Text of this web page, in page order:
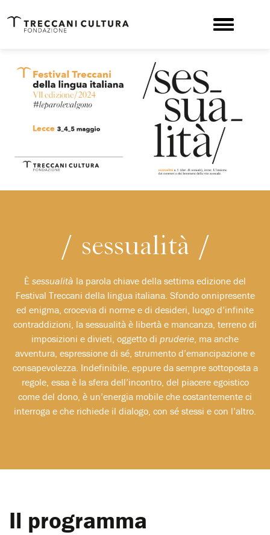
/ sessualità /
È sessualità la parola chiave della settima edizione del
Festival Treccani della lingua italiana. Sfondo onnipresente
ed enigma, crocevia di norme e di desideri, luogo d’infinite
contraddizioni, la sessualità è libertà e mancanza, terreno di
imposizioni e divieti, oggetto di pruderie, ma anche
avventura, espressione di sé, strumento d’emancipazione e
consapevolezza. Indefinibile, eppure da sempre sottoposta a
regole, essa è la sfera dell’incontro, del piacere egoistico
come del dono, è un’energia mobile che costantemente ci
interroga e che richiede il dialogo, con sé stessi e con l’altro.
Il programma